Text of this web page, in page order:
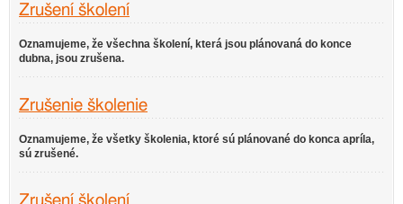
Zrušení školení
Oznamujeme, že všechna školení, která jsou plánovaná do konce
dubna, jsou zrušena.
Zrušenie školenie
Oznamujeme, že všetky školenia, ktoré sú plánované do konca apríla,
sú zrušené.